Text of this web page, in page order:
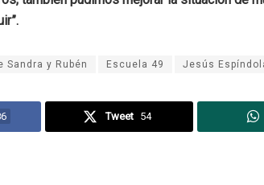
Sandra y Rubén Escuela 49 Jesús
Tweet 54